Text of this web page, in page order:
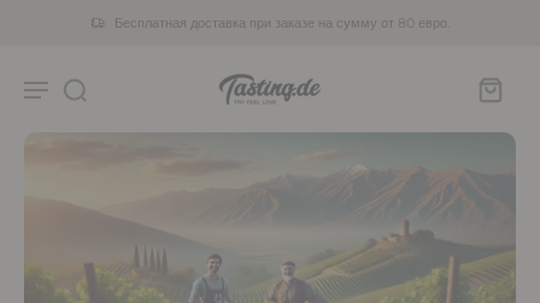
Бесплатная доставка при заказе на сумму от 80 евро.